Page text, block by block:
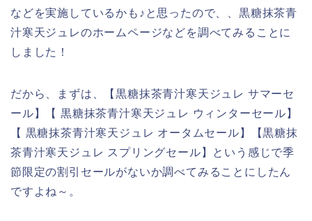
などを実施しているかも♪と思ったので、、黒糖抹茶青
汁寒天ジュレのホームページなどを調べてみることに
しました！
だから、まずは、【黒糖抹茶青汁寒天ジュレ サマーセ
ール】【 黒糖抹茶青汁寒天ジュレ ウィンターセール】
【 黒糖抹茶青汁寒天ジュレ オータムセール】【黒糖抹
茶青汁寒天ジュレ スプリングセール】という感じで季
節限定の割引セールがないか調べてみることにしたん
ですよね～。